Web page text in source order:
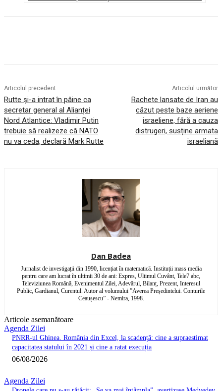
Articolul precedent
Rutte și-a intrat în pâine ca
secretar general al Alianței
Nord Atlantice: Vladimir Putin
trebuie să realizeze că NATO
nu va ceda, declară Mark Rutte
Articolul următor
Rachete lansate de Iran au
căzut peste baze aeriene
israeliene, fără a cauza
distrugeri, susține armata
israeliană
Dan Badea
Jurnalist de investigații din 1990, licențiat în matematică. Instituții mass media
pentru care am lucrat în ultimii 30 de ani: Expres, Ultimul Cuvânt, Tele7 abc,
Televiziunea Română, Evenimentul Zilei, Adevărul, Bilanț, Prezent, Interesul
Public, Gardianul, Curentul. Autor al volumului ”Averea Președintelui. Conturile
Ceaușescu” - Nemira, 1998.
Articole asemanătoare
Agenda Zilei
PNRR-ul Ghinea. România din Excel, la scadență: cine a supraestimat
capacitatea statului în 2021 și cine a ratat execuția
06/08/2026
Agenda Zilei